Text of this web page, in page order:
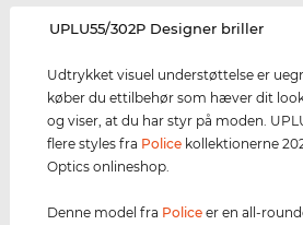
‌UPLU55/302P Designer briller
Udtrykket visuel understøttelse er
køber du ettilbehør som hæver dit
og viser, at du har styr på moden.
flere styles fra Police kollektionerne
Optics onlineshop.
Denne model fra Police er en all-